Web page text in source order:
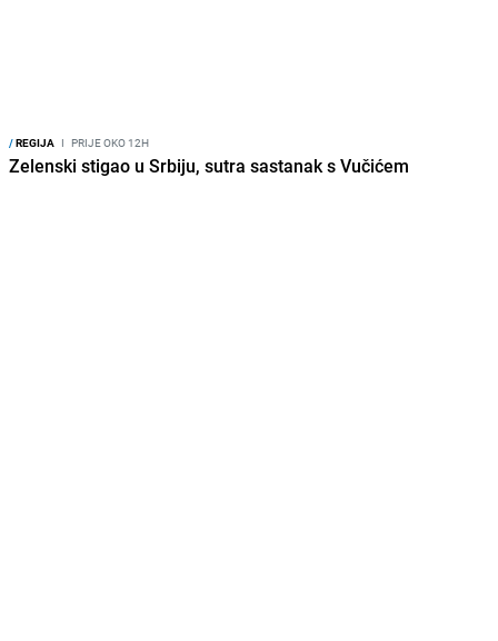
/REGIJA I PRIJE OKO 12H
Zelenski stigao u Srbiju, sutra sastanak s Vučićem